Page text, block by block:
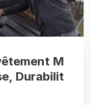
M
Durabilit